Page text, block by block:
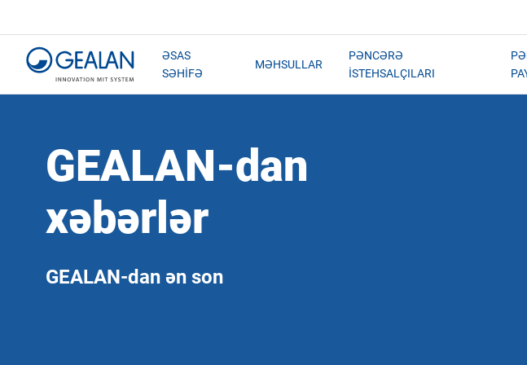
ƏSAS
SƏHIFƏ
MƏHSULLAR
PƏNCƏRƏ
ISTEHSALÇILARI
GEALAN-dan
xəbərlər
GEALAN-dan ən son